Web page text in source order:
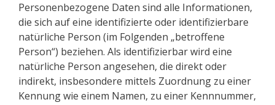
Personenbezogene Daten sind alle Informationen,
die sich auf eine identifizierte oder identifizierbare
natürliche Person (im Folgenden „betroffene
Person“) beziehen. Als identifizierbar wird eine
natürliche Person angesehen, die direkt oder
indirekt, insbesondere mittels Zuordnung zu einer
Kennung wie einem Namen, zu einer Kennnummer,